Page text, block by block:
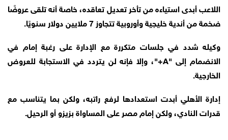
اللاعب أبدى استياءه من تأخر تعديل تعاقده، خاصة أنه تلقى عروضًا
ضخمة من أندية خليجية وأوروبية تتجاوز 7 ملايين دولار سنويًا.
وكيله شدد في جلسات متكررة مع الإدارة على رغبة إمام في
الانضمام إلى "A+"، وإلا فإنه لن يتردد في الاستجابة للعروض
الخارجية.
إدارة الأهلي أبدت استعدادها لرفع راتبه، ولكن بما يتناسب مع
قدرات النادي، ولكن إمام مصر على المساواة بزيزو أو الرحيل.